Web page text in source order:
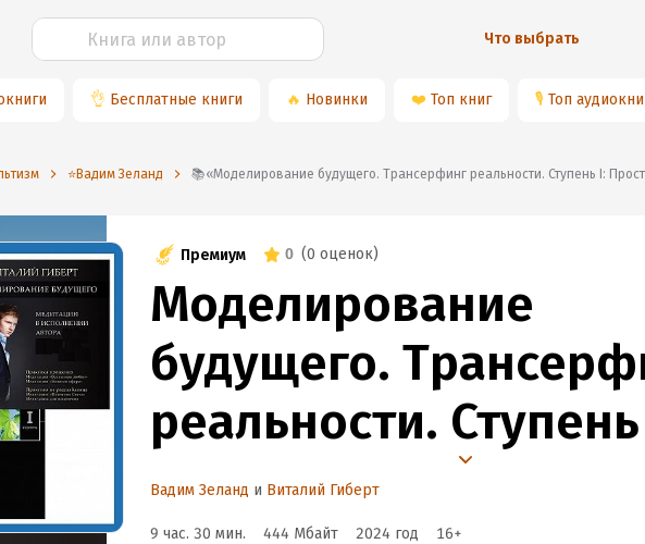
Что выбрать
👌 Бесплатные книги 🔥 Новинки ❤️ Топ книг 🎙 Топ
⭐️Вадим Зеланд 📚«Моделирование будущего. Трансерфинг реальности. Ступень I:
Премиум 0 (0 оценок)
Моделирование
будущего.
реальности.
Пространство
Вадим Зеланд и Виталий Гиберт
9 час. 30 мин. 444 Мбайт 2024 год 16+